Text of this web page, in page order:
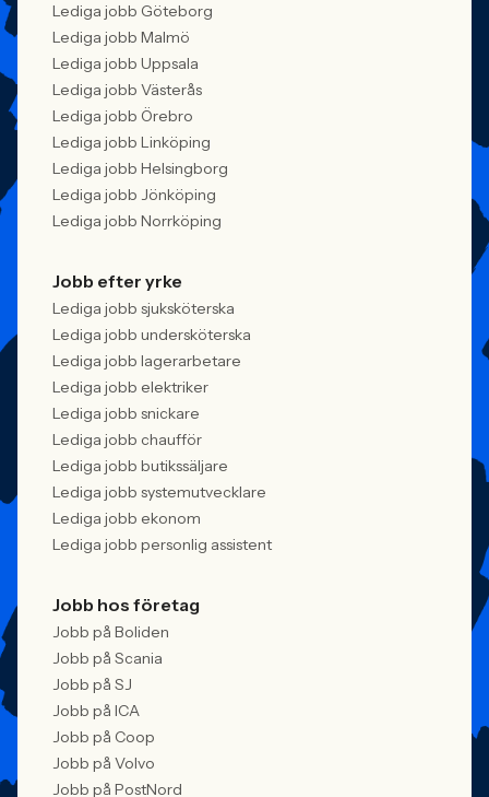
Lediga jobb Göteborg
Lediga jobb Malmö
Lediga jobb Uppsala
Lediga jobb Västerås
Lediga jobb Örebro
Lediga jobb Linköping
Lediga jobb Helsingborg
Lediga jobb Jönköping
Lediga jobb Norrköping
Jobb efter yrke
Lediga jobb sjuksköterska
Lediga jobb undersköterska
Lediga jobb lagerarbetare
Lediga jobb elektriker
Lediga jobb snickare
Lediga jobb chaufför
Lediga jobb butikssäljare
Lediga jobb systemutvecklare
Lediga jobb ekonom
Lediga jobb personlig assistent
Jobb hos företag
Jobb på Boliden
Jobb på Scania
Jobb på SJ
Jobb på ICA
Jobb på Coop
Jobb på Volvo
Jobb på PostNord